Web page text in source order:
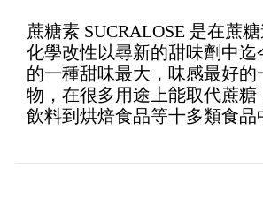
蔗糖素 SUCRALOSE 是在蔗
化學改性以尋新的甜味劑中迄
的一種甜味最大，味感最好的
物，在很多用途上能取代蔗糖
飲料到烘焙食品等十多類食品